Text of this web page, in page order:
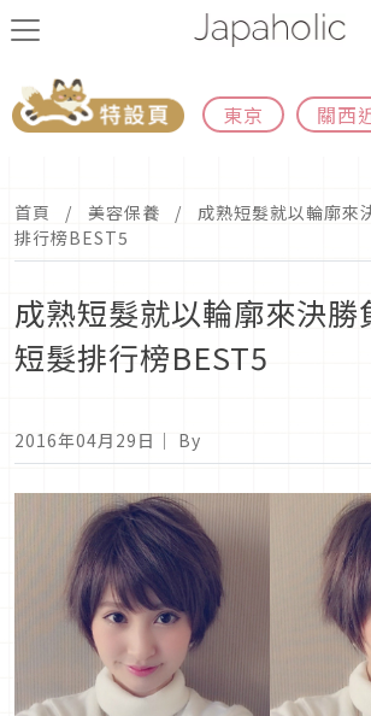
東京 關西
首頁 美容保養
成熟短髮就以輪廓來
排行榜BEST5
成熟短髮就以輪廓來決勝
短髮排行榜BEST5
2016年04月29日 ｜ By